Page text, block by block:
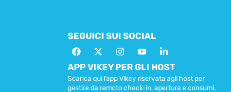
SEGUICI SUI SOCIAL
APP VIKEY PER GLI HOST
Scarica qui l’app Vikey riservata agli host per
gestire da remoto check-in, apertura e consumi.